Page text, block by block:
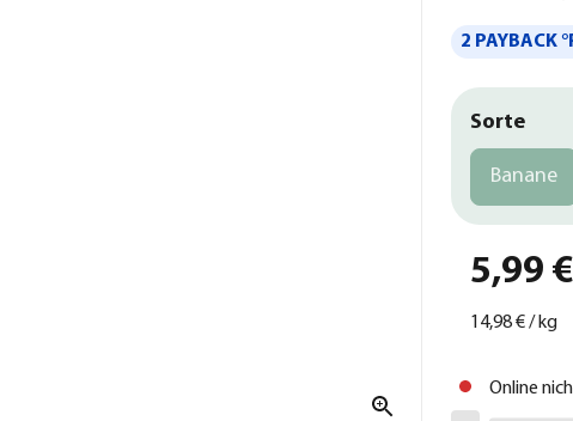
2 PAYBACK
Sorte
Banane
5,99 €
14,98 €/ kg
Online